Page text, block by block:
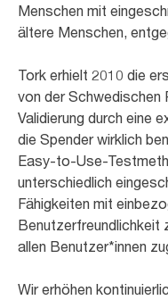
Menschen mit
ältere Menschen,
Tork erhielt 2010 die
von der Schwedischen
Validierung durch eine
die Spender wirklich
Easy-to-Use-
unterschiedlich
Fähigkeiten mit
Benutzerfreundlichkeit
allen Benutzer*innen
Wir erhöhen